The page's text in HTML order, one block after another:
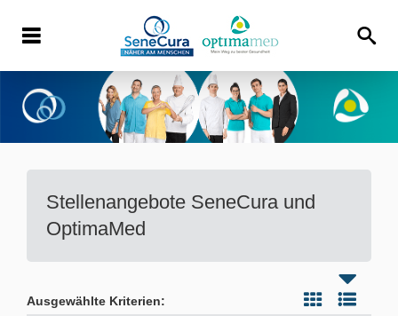
Stellenangebote SeneCura und
OptimaMed
Ausgewählte Kriterien: